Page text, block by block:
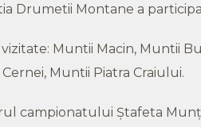
Drumetii Montane a
vizitate: Muntii Macin, Muntii
Muntii Piatra Craiului.
campionatului Ștafeta